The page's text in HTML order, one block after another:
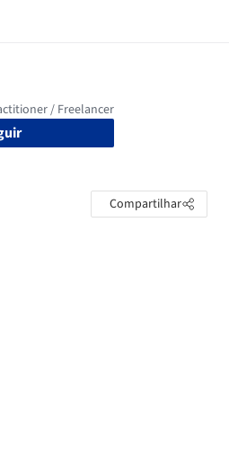
Compartilhar